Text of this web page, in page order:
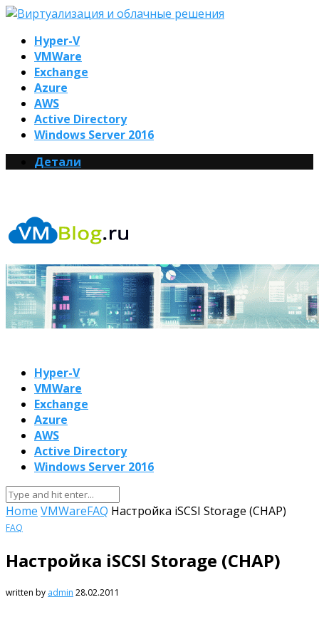
Hyper-V
VMWare
Exchange
Azure
AWS
Active Directory
Windows Server 2016
Детали
Hyper-V
VMWare
Exchange
Azure
AWS
Active Directory
Windows Server 2016
Home VMWareFAQ Настройка iSCSI Storage (CHAP)
FAQ
Настройка iSCSI Storage (CHAP)
written by admin 28.02.2011